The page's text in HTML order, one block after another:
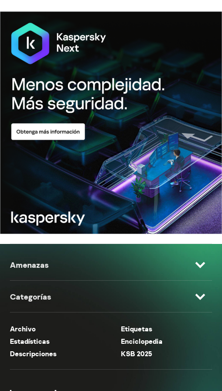
Amenazas
Categorías
Archivo
Etiquetas
Estadísticas
Enciclopedia
Descripciones
KSB 2025